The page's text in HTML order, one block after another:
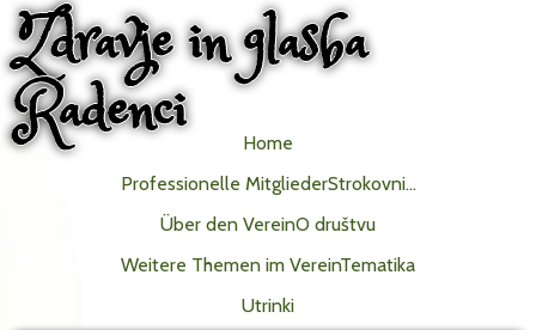
Zdravje in glasba
Radenci
Home
Professionelle MitgliederStrokovni…
Über den VereinO društvu
Weitere Themen im VereinTematika
Utrinki